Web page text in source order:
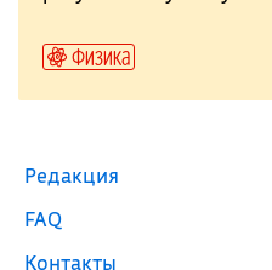
Физика
Редакция
FAQ
Контакты